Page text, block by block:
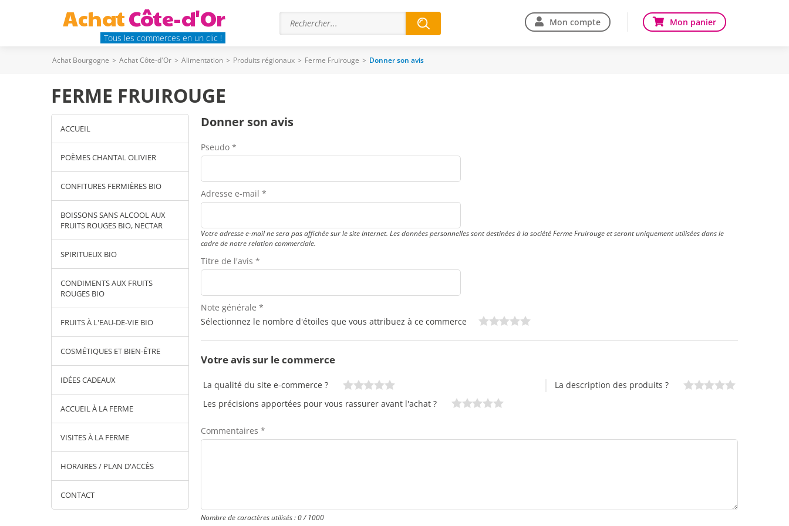
AchatCôte-d'Or
Tous les commerces en un clic !
Mon compte Mon panier
Achat Bourgogne > Achat Côte-d'Or > Alimentation > Produits régionaux > Ferme Fruirouge > Donner son avis
FERME FRUIROUGE
ACCUEIL
POÈMES CHANTAL OLIVIER
CONFITURES FERMIÈRES BIO
BOISSONS SANS ALCOOL AUX
FRUITS ROUGES BIO, NECTAR
SPIRITUEUX BIO
CONDIMENTS AUX FRUITS
ROUGES BIO
FRUITS À L'EAU-DE-VIE BIO
COSMÉTIQUES ET BIEN-ÊTRE
IDÉES CADEAUX
ACCUEIL À LA FERME
VISITES À LA FERME
HORAIRES / PLAN D'ACCÈS
CONTACT
Donner son avis
Pseudo *
Adresse e-mail *
Votre adresse e-mail ne sera pas affichée sur le site Internet. Les données personnelles sont destinées à la société Ferme Fruirouge et seront uniquement utilisées dans le
cadre de notre relation commerciale.
Titre de l'avis *
Note générale *
Sélectionnez le nombre d'étoiles que vous attribuez à ce commerce
Votre avis sur le commerce
La qualité du site e-commerce ?
La description des produits ?
Les précisions apportées pour vous rassurer avant l'achat ?
Commentaires *
Nombre de caractères utilisés :0/ 1000